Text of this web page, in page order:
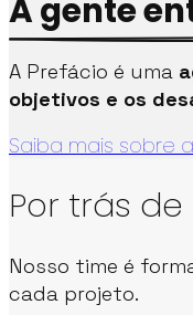
A gente
A Prefácio é uma
objetivos e os
Saiba mais sobre
Por trás
Nosso time é
cada projeto.